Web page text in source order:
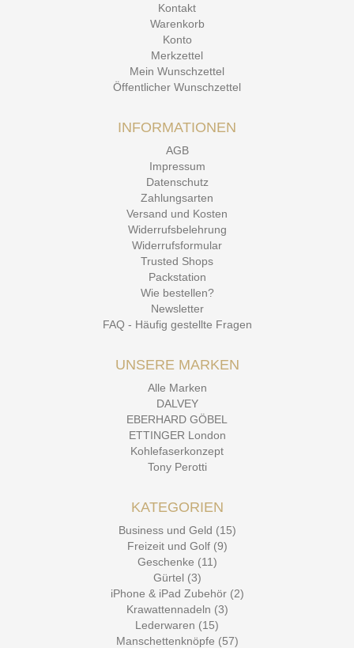
Kontakt
Warenkorb
Konto
Merkzettel
Mein Wunschzettel
Öffentlicher Wunschzettel
INFORMATIONEN
AGB
Impressum
Datenschutz
Zahlungsarten
Versand und Kosten
Widerrufsbelehrung
Widerrufsformular
Trusted Shops
Packstation
Wie bestellen?
Newsletter
FAQ - Häufig gestellte Fragen
UNSERE MARKEN
Alle Marken
DALVEY
EBERHARD GÖBEL
ETTINGER London
Kohlefaserkonzept
Tony Perotti
KATEGORIEN
Business und Geld (15)
Freizeit und Golf (9)
Geschenke (11)
Gürtel (3)
iPhone & iPad Zubehör (2)
Krawattennadeln (3)
Lederwaren (15)
Manschettenknöpfe (57)